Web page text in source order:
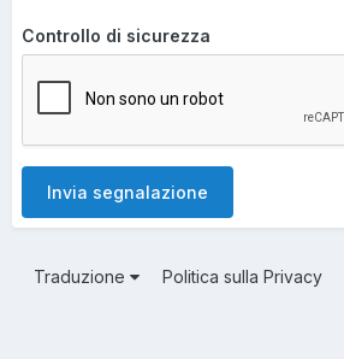
Controllo di sicurezza
Invia segnalazione
Traduzione Politica sulla Privacy